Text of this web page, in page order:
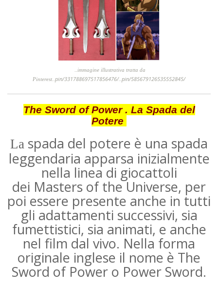
immagine illustrativa tratta da
Pinterest.. pin/331788697517856476/.. pin/585679126535552845/
The Sword of Power . La Spada del
Potere
La spada del potere è una spada
leggendaria apparsa inizialmente
nella linea di giocattoli
dei Masters of the Universe, per
poi essere presente anche in tutti
gli adattamenti successivi, sia
fumettistici, sia animati, e anche
nel film dal vivo. Nella forma
originale inglese il nome è The
Sword of Power o Power Sword.